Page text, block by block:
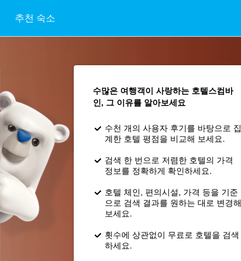
추천 숙소
수많은 여행객이 사랑하는 호텔스컴바
인, 그 이유를 알아보세요
수천 개의 사용자 후기를 바탕으로 집
계한 호텔 평점을 비교해 보세요.
검색 한 번으로 저렴한 호텔의 가격
정보를 정확하게 확인하세요.
호텔 체인, 편의시설, 가격 등을 기준
으로 검색 결과를 원하는 대로 변경해
보세요.
횟수에 상관없이 무료로 호텔을 검색
하세요.